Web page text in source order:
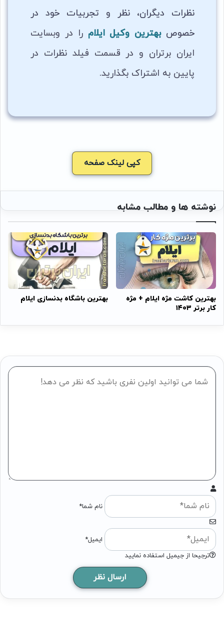
نظرات دیگران، نظر و تجربیات خود در
خصوصبهترین وکیل ایلام را در وبسایت
ایران برتران و در قسمت فیلد نظرات در
پایین به اشتراک بگذارید.
کپی لینک صفحه
نوشته ها و مطالب مشابه
بهترین کاشت مژه ایلام + مژه
کار برتر ۱۴۰۳
بهترین باشگاه بدنسازی ایلام
نام شما*
ایمیل*
ترجیحا از جیمیل استفاده نمایید